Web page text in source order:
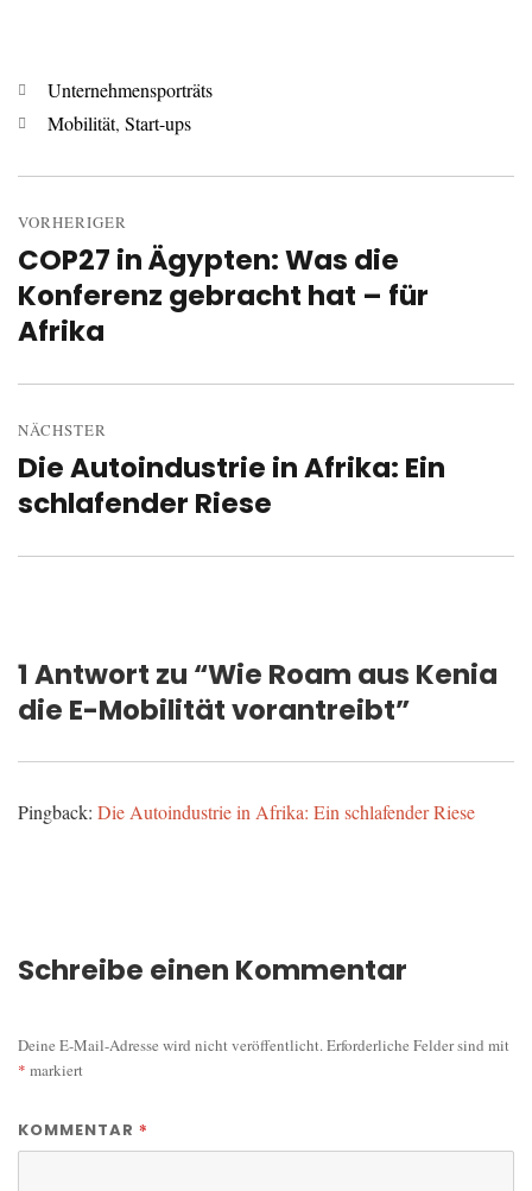
Kategorien
Unternehmensporträts
Schlagwörter
Mobilität, Start-ups
Navigation
VORHERIGER
Vorheriger
Beitrag:
COP27 in Ägypten: Was die
Konferenz gebracht hat – für
Afrika
NÄCHSTER
Nächster
Beitrag:
Die Autoindustrie in Afrika: Ein
schlafender Riese
1 Antwort zu “Wie Roam aus Kenia
die E-Mobilität vorantreibt”
Pingback: Die Autoindustrie in Afrika: Ein schlafender Riese
Schreibe einen Kommentar
Deine E-Mail-Adresse wird nicht veröffentlicht.Erforderliche Felder sind mit
* markiert
KOMMENTAR *